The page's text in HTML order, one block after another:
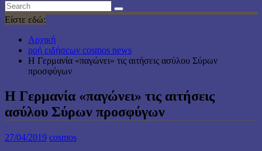
Είστε εδώ:
Αρχική
ροή ειδήσεων cosmos news
Η Γερμανία «παγώνει» τις αιτήσεις ασύλου Σύρων
προσφύγων
Η Γερμανία «παγώνει» τις αιτήσεις
ασύλου Σύρων προσφύγων
27/04/2019 cosmos